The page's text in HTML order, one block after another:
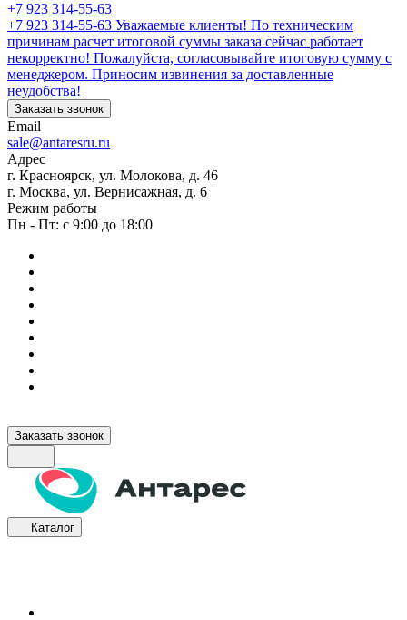
+7 923 314-55-63
+7 923 314-55-63 Уважаемые клиенты! По техническим
причинам расчет итоговой суммы заказа сейчас работает
некорректно! Пожалуйста, согласовывайте итоговую сумму с
менеджером. Приносим извинения за доставленные
неудобства!
Заказать звонок
Email
sale@antaresru.ru
Адрес
г. Красноярск, ул. Молокова, д. 46
г. Москва, ул. Вернисажная, д. 6
Режим работы
Пн - Пт: с 9:00 до 18:00
Заказать звонок
Каталог